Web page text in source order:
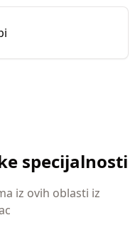
specijalnosti
iz ovih oblasti iz